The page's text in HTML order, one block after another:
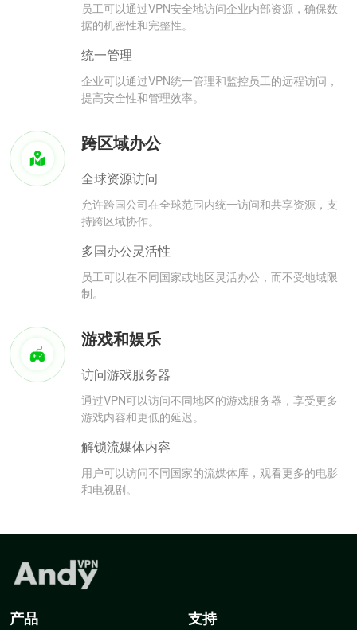
员工可以通过VPN安全地访问企业内部资源，确保数
据的机密性和完整性。
统一管理
企业可以通过VPN统一管理和监控员工的远程访问，
提高安全性和管理效率。
跨区域办公
全球资源访问
允许跨国公司在全球范围内统一访问和共享资源，支
持跨区域协作。
多国办公灵活性
员工可以在不同国家或地区灵活办公，而不受地域限
制。
游戏和娱乐
访问游戏服务器
通过VPN可以访问不同地区的游戏服务器，享受更多
游戏内容和更低的延迟。
解锁流媒体内容
用户可以访问不同国家的流媒体库，观看更多的电影
和电视剧。
产品 支持